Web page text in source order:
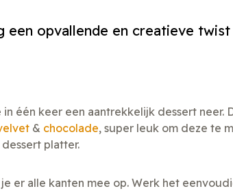
een opvallende en creatieve
één keer een aantrekkelijk dessert neer.
& chocolade, super leuk om deze te
platter.
er alle kanten mee op. Werk het